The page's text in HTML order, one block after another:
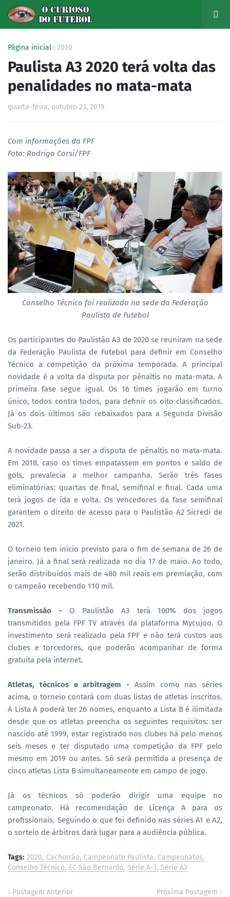
Página inicial 2020
Paulista A3 2020 terá volta das
penalidades no mata-mata
quarta-feira, outubro 23, 2019
Com informações da FPF
Foto: Rodrigo Corsi/FPF
Conselho Técnico foi realizado na sede da Federação
Paulista de Futebol
Os participantes do Paulistão A3 de 2020 se reuniram na sede
da Federação Paulista de Futebol para definir em Conselho
Técnico a competição da próxima temporada. A principal
novidade é a volta da disputa por pênaltis no mata-mata. A
primeira fase segue igual. Os 16 times jogarão em turno
único, todos contra todos, para definir os oito classificados.
Já os dois últimos são rebaixados para a Segunda Divisão
Sub-23.
A novidade passa a ser a disputa de pênaltis no mata-mata.
Em 2018, caso os times empatassem em pontos e saldo de
gols, prevalecia a melhor campanha. Serão três fases
eliminatórias: quartas de final, semifinal e final. Cada uma
terá jogos de ida e volta. Os vencedores da fase semifinal
garantem o direito de acesso para o Paulistão A2 Sicredi de
2021.
O torneio tem início previsto para o fim de semana de 26 de
janeiro. Já a final será realizada no dia 17 de maio. Ao todo,
serão distribuídos mais de 480 mil reais em premiação, com
o campeão recebendo 110 mil.
Transmissão - O Paulistão A3 terá 100% dos jogos
transmitidos pela FPF TV através da plataforma Mycujoo. O
investimento será realizado pela FPF e não terá custos aos
clubes e torcedores, que poderão acompanhar de forma
gratuita pela internet.
Atletas, técnicos e arbitragem - Assim como nas séries
acima, o torneio contará com duas listas de atletas inscritos.
A Lista A poderá ter 26 nomes, enquanto a Lista B é ilimitada
desde que os atletas preencha os seguintes requisitos: ser
nascido até 1999, estar registrado nos clubes há pelo menos
seis meses e ter disputado uma competição da FPF pelo
mesmo em 2019 ou antes. Só será permitida a presença de
cinco atletas Lista B simultaneamente em campo de jogo.
Já os técnicos só poderão dirigir uma equipe no
campeonato. Há recomendação de Licença A para os
profissionais. Seguindo o que foi definido nas séries A1 e A2,
o sorteio de árbitros dará lugar para a audiência pública.
Tags: 2020 Cachorrão Campeonato Paulista Campeonatos
Conselho Técnico EC São Bernardo Série A-3 Série A3
Postagem Anterior Próxima Postagem